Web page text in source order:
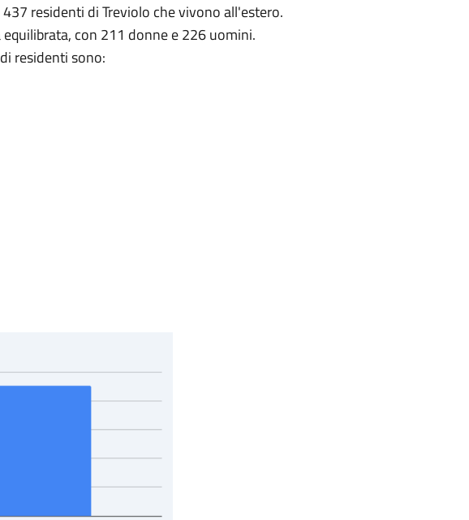
residenti di Treviolo che vivono all'estero.
con 211 donne e 226 uomini.
residenti sono: